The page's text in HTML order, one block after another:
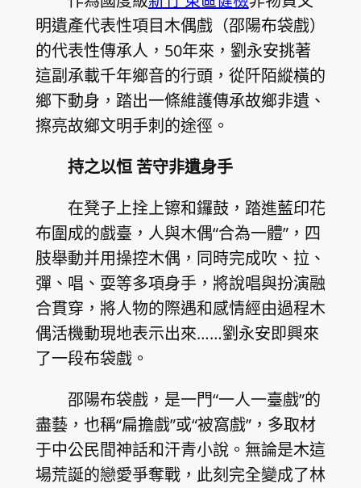
明遺產代表性項目木偶戲（邵陽布袋戲）
的代表性傳承人，50年來，劉永安挑著
這副承載千年鄉音的行頭，從阡陌縱橫的
鄉下動身，踏出一條維護傳承故鄉非遺、
擦亮故鄉文明手刺的途徑。
持之以恒 苦守非遺身手
在凳子上拴上镲和鑼鼓，踏進藍印花
布圍成的戲臺，人與木偶“合為一體”，四
肢舉動并用操控木偶，同時完成吹、拉、
彈、唱、耍等多項身手，將說唱與扮演融
合貫穿，將人物的際遇和感情經由過程木
偶活機動現地表示出來……劉永安即興來
了一段布袋戲。
邵陽布袋戲，是一門“一人一臺戲”的
盡藝，也稱“扁擔戲”或“被窩戲”，多取材
于中公民間神話和汗青小說。無論是木這
場荒誕的戀愛爭奪戰，此刻完全變成了林